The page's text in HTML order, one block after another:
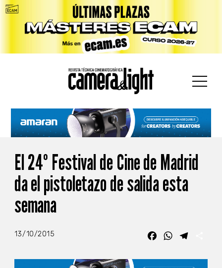
El 24º Festival de Cine de Madrid
da el pistoletazo de salida esta
semana
13/10/2015 FacebookWhatsApp